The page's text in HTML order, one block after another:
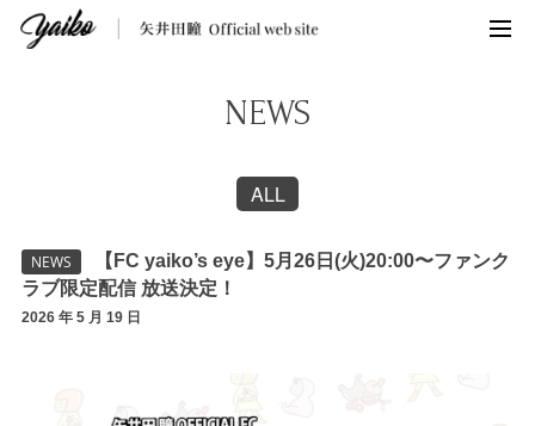
NEWS
ALL
NEWS
【FC yaiko’s eye】5月26日(火)20:00〜ファンク
ラブ限定配信 放送決定！
2026 年 5 月 19 日